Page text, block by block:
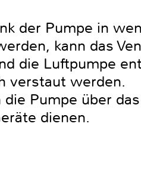
der Pumpe in
kann das
die Luftpumpe
verstaut werden.
Pumpe über
dienen.